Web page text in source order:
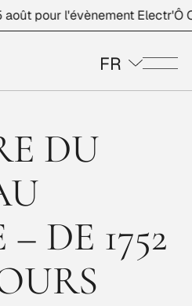
pour l'évènement Electr'Ô
FR
DU
DE 1752